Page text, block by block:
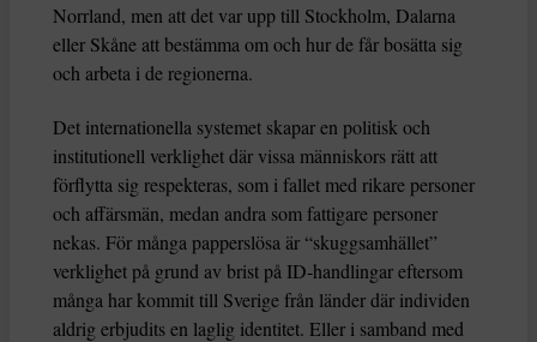
Norrland, men att det var upp till Stockholm, Dalarna
eller Skåne att bestämma om och hur de får bosätta sig
och arbeta i de regionerna.
Det internationella systemet skapar en politisk och
institutionell verklighet där vissa människors rätt att
förflytta sig respekteras, som i fallet med rikare personer
och affärsmän, medan andra som fattigare personer
nekas. För många papperslösa är “skuggsamhället”
verklighet på grund av brist på ID-handlingar eftersom
många har kommit till Sverige från länder där individen
aldrig erbjudits en laglig identitet. Eller i samband med